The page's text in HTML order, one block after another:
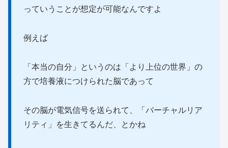
っていうことが想定が可能なんですよ
例えば
「本当の自分」というのは「より上位の世界」の
方で培養液につけられた脳であって
その脳が電気信号を送られて、「バーチャルリア
リティ」を生きてるんだ、とかね